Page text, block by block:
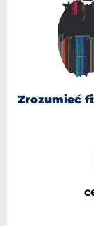
Zrozumieć